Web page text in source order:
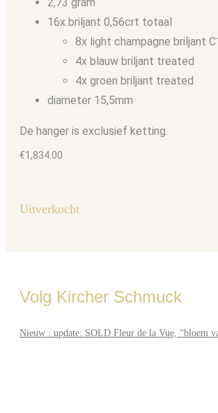
16x briljant 0,56crt totaal
8x light champagne briljant
4x blauw briljant treated
4x groen briljant treated
diameter 15,5mm
De hanger is exclusief ketting.
€1,834.00
Uitverkocht
Volg Kircher Schmuck
Nieuw : update: SOLD Fleur de la Vue, “bloem